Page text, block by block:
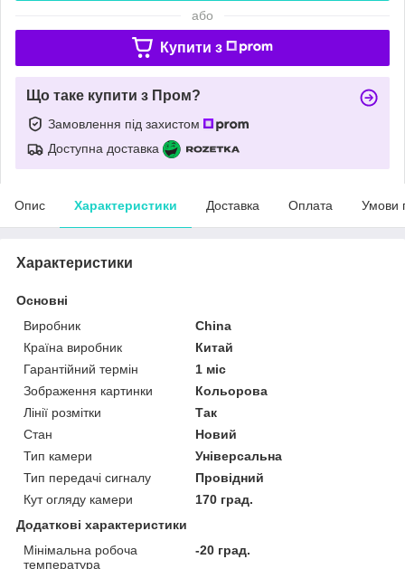
або
Купити з
Що таке купити з Пром?
Замовлення під захистом
Доступна доставка
Опис Характеристики Доставка Оплата Умови
Характеристики
Основні
Виробник
China
Країна виробник
Китай
Гарантійний термін
1 міс
Зображення картинки
Кольорова
Лінії розмітки
Так
Стан
Новий
Тип камери
Універсальна
Тип передачі сигналу
Провідний
Кут огляду камери
170 град.
Додаткові характеристики
Мінімальна робоча
температура
-20 град.